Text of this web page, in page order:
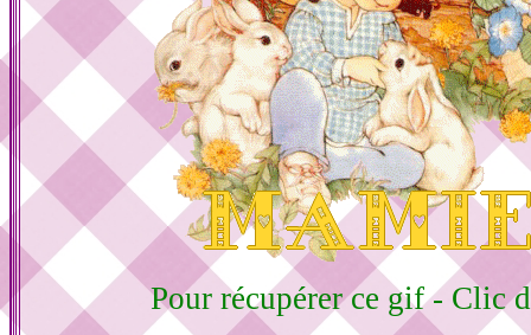
Pour récupérer ce gif - Clic